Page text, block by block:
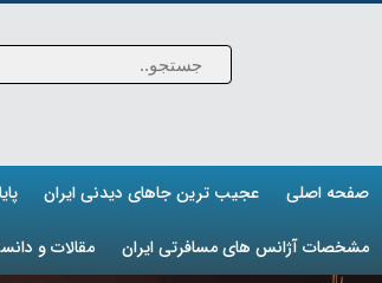
صفحه اصلی عجیب ترین جاهای دیدنی ایران
مشخصات آژانس های مسافرتی ایران مقالات و